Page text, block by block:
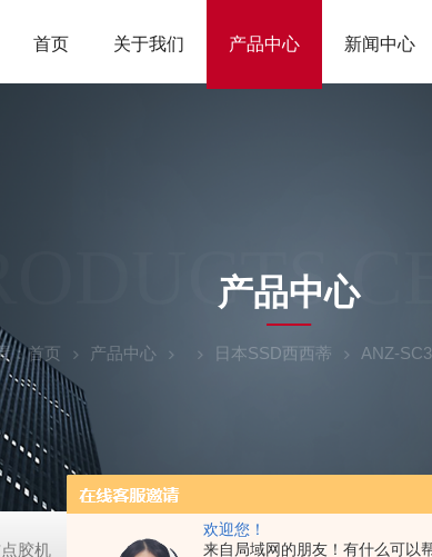
欢迎您！
来自局域网的朋友！有什么可以
首页 关于我们 产品中心 新闻中心
产品中心
：首页 产品中心 日本SSD西西蒂 ANZ-
胶机 日本大塚otsuka MINUK 3D显微镜 TX-200日